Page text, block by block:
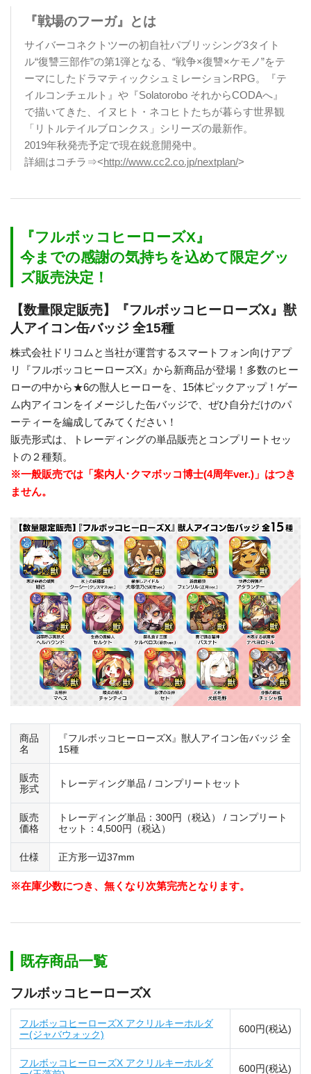
『戦場のフーガ』とは
サイバーコネクトツーの初自社パブリッシング3タイト
ル“復讐三部作”の第1弾となる、“戦争×復讐×ケモノ”をテ
ーマにしたドラマティックシュミレーションRPG。『テ
イルコンチェルト』や『Solatorobo それからCODAへ』
で描いてきた、イヌヒト・ネコヒトたちが暮らす世界観
「リトルテイルブロンクス」シリーズの最新作。
2019年秋発売予定で現在鋭意開発中。
詳細はコチラ⇒<http://www.cc2.co.jp/nextplan/>
『フルボッコヒーローズX』
今までの感謝の気持ちを込めて限定グッ
ズ販売決定！
【数量限定販売】『フルボッコヒーローズX』獣
人アイコン缶バッジ 全15種
株式会社ドリコムと当社が運営するスマートフォン向けアプ
リ『フルボッコヒーローズX』から新商品が登場！多数のヒー
ローの中から★6の獣人ヒーローを、15体ピックアップ！ゲー
ム内アイコンをイメージした缶バッジで、ぜひ自分だけのパ
ーティーを編成してみてください！
販売形式は、トレーディングの単品販売とコンプリートセッ
トの２種類。
※一般販売では「案内人･クマボッコ博士(4周年ver.)」はつき
ません。
商品
名
『フルボッコヒーローズX』獣人アイコン缶バッジ 全
15種
販売
形式
トレーディング単品 / コンプリートセット
販売
価格
トレーディング単品：300円（税込） / コンプリート
セット：4,500円（税込）
仕様 正方形一辺37mm
※在庫少数につき、無くなり次第完売となります。
既存商品一覧
フルボッコヒーローズX
フルボッコヒーローズX アクリルキーホルダ
ー(ジャバウォック)
600円(税込)
フルボッコヒーローズX アクリルキーホルダ
600円(税込)